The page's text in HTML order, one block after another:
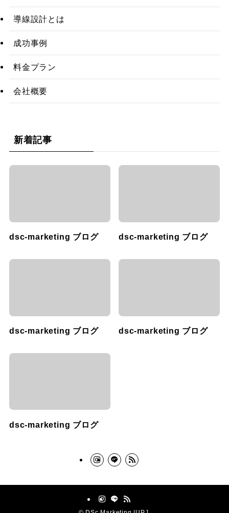
導線設計とは
成功事例
料金プラン
会社概要
新着記事
dsc-marketing ブログ dsc-marketing ブログ
dsc-marketing ブログ dsc-marketing ブログ
dsc-marketing ブログ